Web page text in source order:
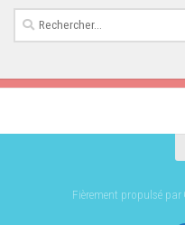
Rechercher :
Fièrement propulsé par